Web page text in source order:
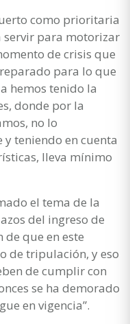
como prioritaria
servir para motorizar
de crisis que
para lo que
hemos tenido la
donde por la
no lo
teniendo en cuenta
lleva mínimo
el tema de la
del ingreso de
que en este
de tripulación, y eso
de cumplir con
se ha demorado
en vigencia”.